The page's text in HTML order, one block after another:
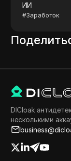
ИИ
#Заработок
DICloak
несколькими